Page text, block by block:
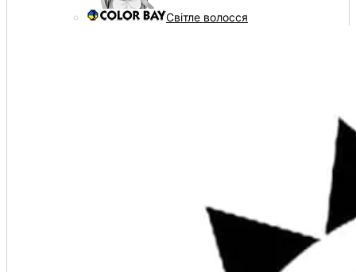
Світле волосся